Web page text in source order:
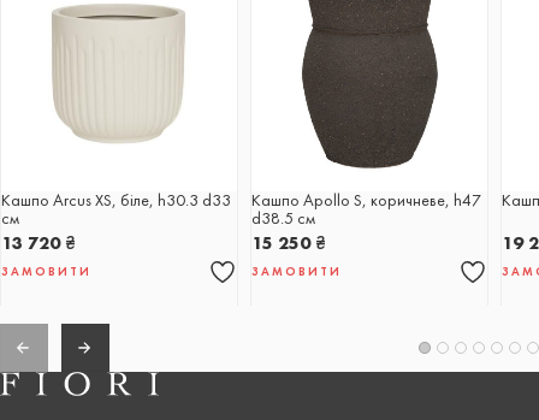
Кашпо Arcus XS, біле, h30.3 d33
см
13 720 ₴
ЗАМОВИТИ
Кашпо Apollo S, коричневе, h47
d38.5 см
15 250 ₴
ЗАМОВИТИ
19